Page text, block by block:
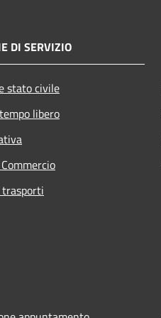
DI SERVIZIO
stato civile
libero